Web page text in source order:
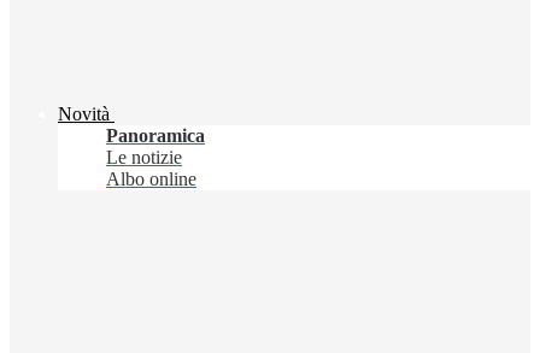
Novità
Panoramica
Le notizie
Albo online